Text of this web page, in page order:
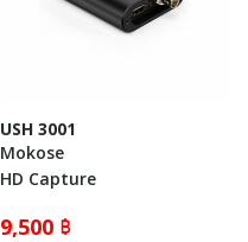
USH 3001
Mokose
HD Capture
9,500 ฿